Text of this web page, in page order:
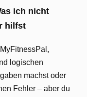
ich nicht
hilfst
logischen
machst oder
Fehler – aber du